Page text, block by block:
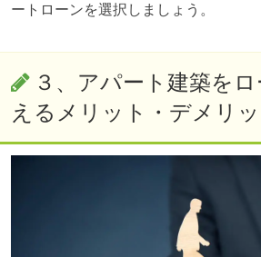
ートローンを選択しましょう。
３、アパート建築を
えるメリット・デメリッ